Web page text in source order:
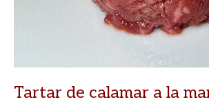
Tartar de calamar a la